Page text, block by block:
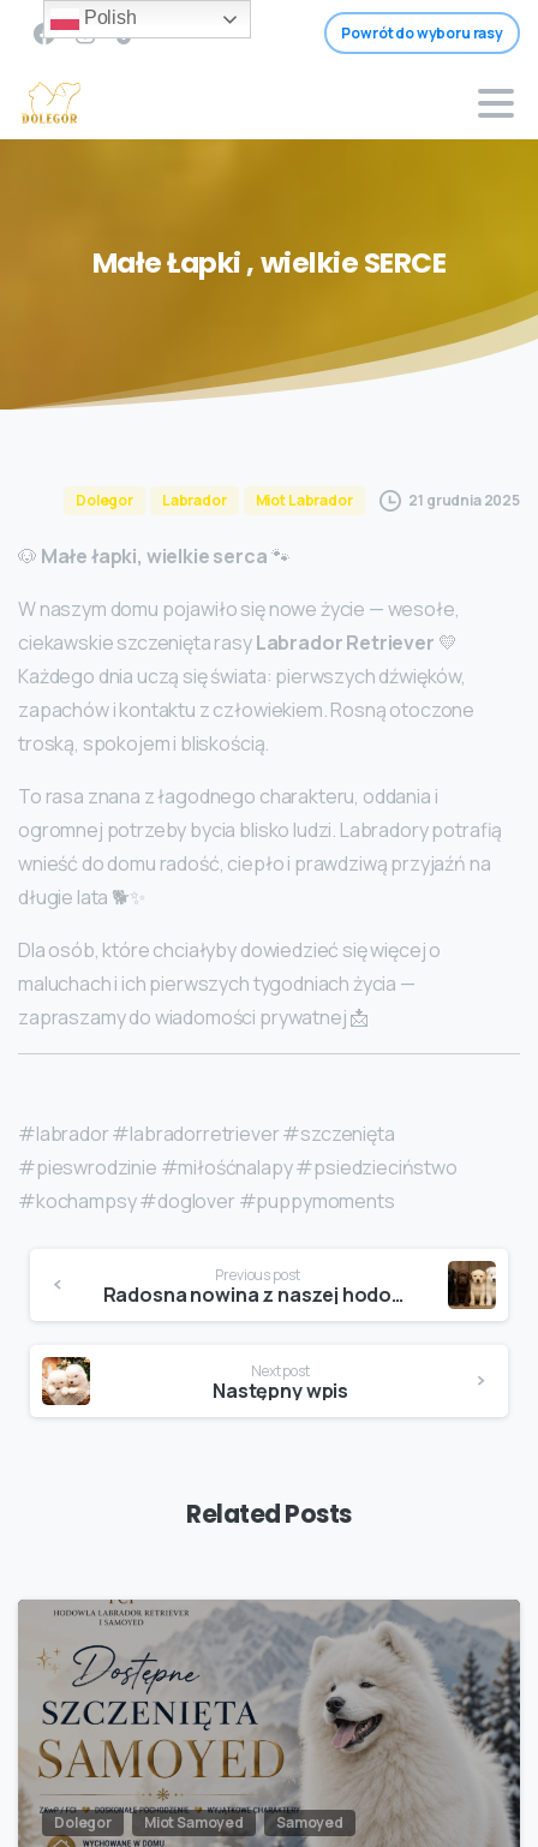
Powrót do wyboru rasy
MałeŁapki,wielkieSERCE
Dolegor Labrador Miot Labrador 21 grudnia 2025
🐶 Małe łapki, wielkie serca🐾
W naszym domu pojawiło się nowe życie — wesołe,
ciekawskie szczenięta rasyLabrador Retriever 💛
Każdego dnia uczą się świata: pierwszych dźwięków,
zapachów i kontaktu z człowiekiem. Rosną otoczone
troską, spokojem i bliskością.
To rasa znana z łagodnego charakteru, oddania i
ogromnej potrzeby bycia blisko ludzi. Labradory potrafią
wnieść do domu radość, ciepło i prawdziwą przyjaźń na
długie lata 🐕✨
Dla osób, które chciałyby dowiedzieć się więcej o
maluchach i ich pierwszych tygodniach życia —
zapraszamy do wiadomości prywatnej 📩
#labrador #labradorretriever #szczenięta
#pieswrodzinie #miłośćnalapy #psiedzieciństwo
#kochampsy #doglover #puppymoments
Reading
Previous post
Radosna nowina z naszej hodowli!
Next post
Następny wpis
Related Posts
Dolegor Miot Samoyed Samoyed
Polish